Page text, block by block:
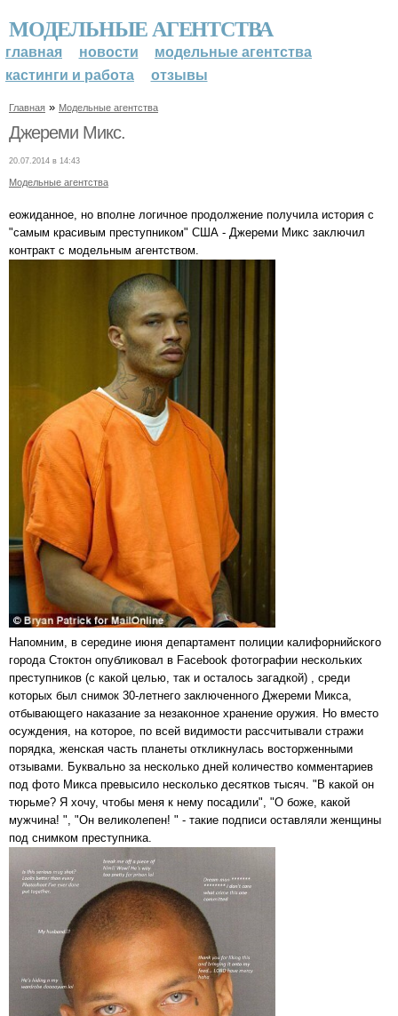
МОДЕЛЬНЫЕ АГЕНТСТВА
главная новости
модельные агентства
кастинги и работа
отзывы
Главная » Модельные агентства
Джереми Микс.
20.07.2014 в 14:43
Модельные агентства
еожиданное, но вполне логичное продолжение получила история с
"самым красивым преступником" США - Джереми Микс заключил
контракт с модельным агентством.
Напомним, в середине июня департамент полиции калифорнийского
города Стоктон опубликовал в Facebook фотографии нескольких
преступников (с какой целью, так и осталось загадкой) , среди
которых был снимок 30-летнего заключенного Джереми Микса,
отбывающего наказание за незаконное хранение оружия. Но вместо
осуждения, на которое, по всей видимости рассчитывали стражи
порядка, женская часть планеты откликнулась восторженными
отзывами. Буквально за несколько дней количество комментариев
под фото Микса превысило несколько десятков тысяч. "В какой он
тюрьме? Я хочу, чтобы меня к нему посадили", "О боже, какой
мужчина! ", "Он великолепен! " - такие подписи оставляли женщины
под снимком преступника.